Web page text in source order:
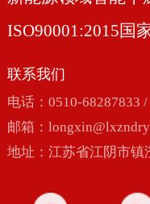
ISO90001:2015国
联系我们
电话：0510-68287833
邮箱：
地址：江苏省江阴市镇